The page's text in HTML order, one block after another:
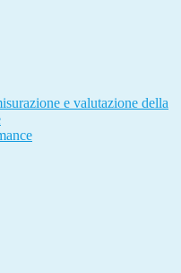
e valutazione della